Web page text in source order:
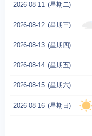
2026-08-11 (星期二)
2026-08-12 (星期三)
2026-08-13 (星期四)
2026-08-14 (星期五)
2026-08-15 (星期六)
2026-08-16 (星期日)